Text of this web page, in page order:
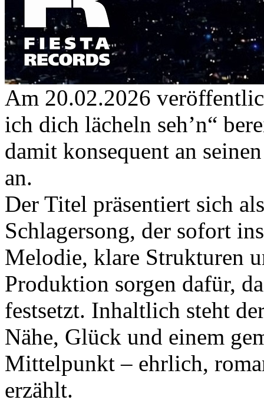
Am 20.02.2026
ich dich lächeln seh’n“
damit konsequent an
an.
Der Titel präsentiert sich
Schlagersong, der sofort
Melodie, klare Strukturen
Produktion sorgen dafür,
festsetzt. Inhaltlich steht
Nähe, Glück und einem
Mittelpunkt – ehrlich,
erzählt.